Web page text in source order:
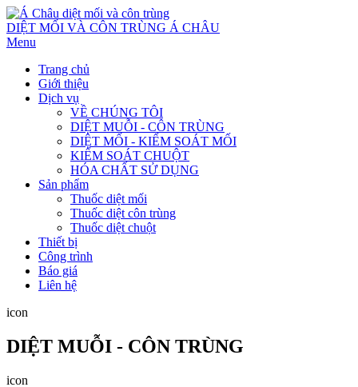
DIỆT MỐI VÀ CÔN TRÙNG Á CHÂU
Menu
Trang chủ
Giới thiệu
Dịch vụ
VỀ CHÚNG TÔI
DIỆT MUỖI - CÔN TRÙNG
DIỆT MỐI - KIỂM SOÁT MỐI
KIỂM SOÁT CHUỘT
HÓA CHẤT SỬ DỤNG
Sản phẩm
Thuốc diệt mối
Thuốc diệt côn trùng
Thuốc diệt chuột
Thiết bị
Công trình
Báo giá
Liên hệ
icon
DIỆT MUỖI - CÔN TRÙNG
icon